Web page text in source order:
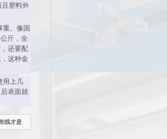
且塑料外
重。像国
公斤，全
还要配
这种金
用上几
表面就
线才是